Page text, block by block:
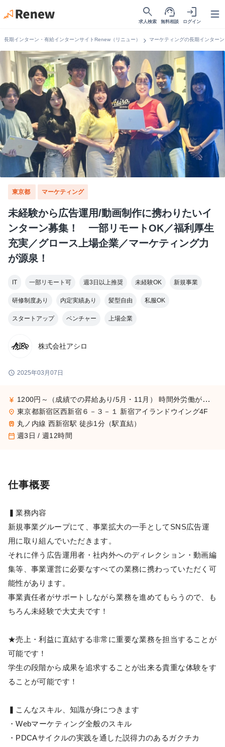
search
求人検索
support_agent
無料相談
login
ログイン
長期インターン・有給インターンサイトRenew（リニュー） chevron_right マーケティングの長期インター
東京都 マーケティング
未経験から広告運用/動画制作に携わりたいイ
ンターン募集！ 一部リモートOK／福利厚生
充実／グロース上場企業／マーケティング力
が源泉！
IT 一部リモート可 週3日以上推奨 未経験OK 新規事業
研修制度あり 内定実績あり 髪型自由 私服OK
スタートアップ ベンチャー 上場企業
株式会社アシロ
schedule 2025年03月07日
currency_yen 1200円～（成績での昇給あり/5月・11月） 時間外労働が発生した場合は法定の割増賃金をお支払いいたします。
place 東京都新宿区西新宿６－３－１ 新宿アイランドウイング4F
train 丸ノ内線 西新宿駅 徒歩1分（駅直結）
calendar_today 週3日 / 週12時間
仕事概要
▍業務内容
新規事業グループにて、事業拡大の一手としてSNS広告運
用に取り組んでいただきます。
それに伴う広告運用者・社内外へのディレクション・動画編
集等、事業運営に必要なすべての業務に携わっていただく可
能性があります。
事業責任者がサポートしながら業務を進めてもらうので、も
ちろん未経験で大丈夫です！
★売上・利益に直結する非常に重要な業務を担当することが
可能です！
学生の段階から成果を追求することが出来る貴重な体験をす
ることが可能です！
▍こんなスキル、知識が身につきます
・Webマーケティング全般のスキル
・PDCAサイクルの実践を通した説得力のあるガクチカ